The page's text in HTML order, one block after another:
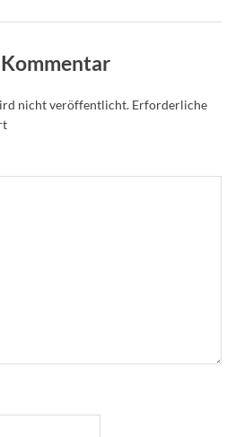
nicht veröffentlicht. Erforderliche